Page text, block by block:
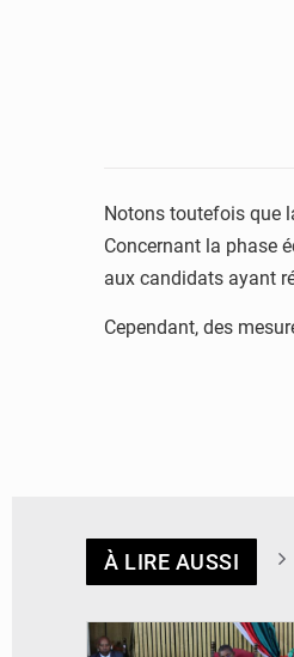
Notons toutefois que
Concernant la phase
aux candidats ayant
Cependant, des
À LIRE AUSSI